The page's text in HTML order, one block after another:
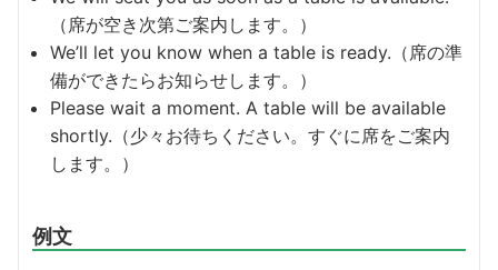
（席が空き次第ご案内します。）
We’ll let you know when a table is ready.（席の準
備ができたらお知らせします。）
Please wait a moment. A table will be available
shortly.（少々お待ちください。すぐに席をご案内
します。）
例文